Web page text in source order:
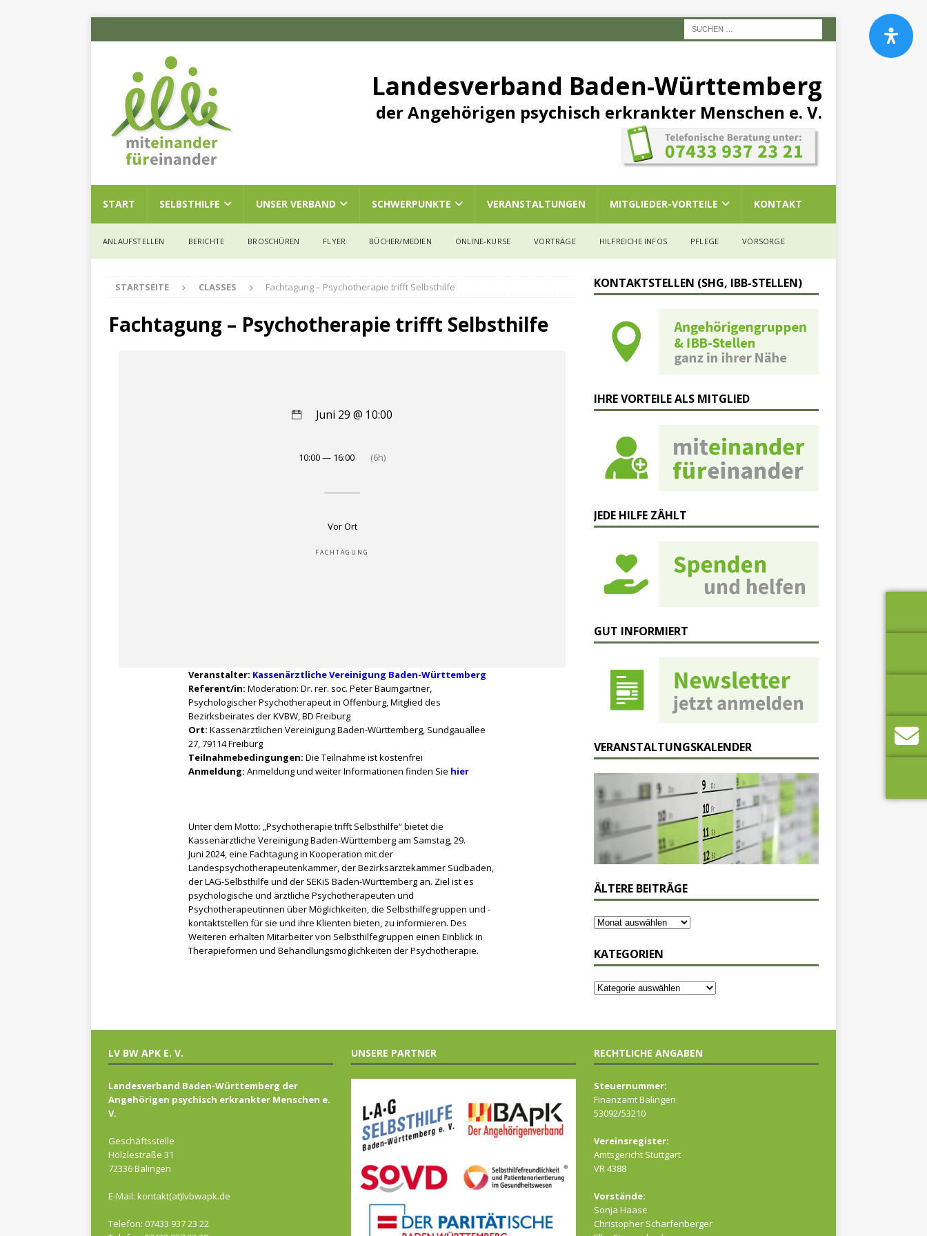
Landesverband Baden-Württemberg
der Angehörigen psychisch erkrankter Menschen e. V.
START SELBSTHILFE UNSER VERBAND SCHWERPUNKTE VERANSTALTUNGEN MITGLIEDER-VORTEILE KONTAKT
ANLAUFSTELLEN BERICHTE BROSCHÜREN FLYER BÜCHER/MEDIEN ONLINE-KURSE VORTRÄGE HILFREICHE INFOS PFLEGE VORSORGE
STARTSEITE CLASSES Fachtagung – Psychotherapie trifft Selbsthilfe
Fachtagung – Psychotherapie trifft Selbsthilfe
Veranstalter: Kassenärztliche Vereinigung Baden-Württemberg
Referent/in: Moderation: Dr. rer. soc. Peter Baumgartner,
Psychologischer Psychotherapeut in Offenburg, Mitglied des
Bezirksbeirates der KVBW, BD Freiburg
Ort: Kassenärztlichen Vereinigung Baden-Württemberg, Sundgauallee
27, 79114 Freiburg
Teilnahmebedingungen: Die Teilnahme ist kostenfrei
Anmeldung: Anmeldung und weiter Informationen finden Sie hier
Unter dem Motto: „Psychotherapie trifft Selbsthilfe“ bietet die
Kassenärztliche Vereinigung Baden-Württemberg am Samstag, 29.
Juni 2024, eine Fachtagung in Kooperation mit der
Landespsychotherapeutenkammer, der Bezirksärztekammer Südbaden,
der LAG-Selbsthilfe und der SEKiS Baden-Württemberg an. Ziel ist es
psychologische und ärztliche Psychotherapeuten und
Psychotherapeutinnen über Möglichkeiten, die Selbsthilfegruppen und -
kontaktstellen für sie und ihre Klienten bieten, zu informieren. Des
Weiteren erhalten Mitarbeiter von Selbsthilfegruppen einen Einblick in
Therapieformen und Behandlungsmöglichkeiten der Psychotherapie.
Juni 29 @ 10:00
10:00 — 16:00 (6h)
Vor Ort
FACHTAGUNG
KONTAKTSTELLEN (SHG, IBB-STELLEN)
IHRE VORTEILE ALS MITGLIED
JEDE HILFE ZÄHLT
GUT INFORMIERT
VERANSTALTUNGSKALENDER
ÄLTERE BEITRÄGE
KATEGORIEN
LV BW APK E. V.
Landesverband Baden-Württemberg der
Angehörigen psychisch erkrankter Menschen e.
V.
Geschäftsstelle
Hölzlestraße 31
72336 Balingen
E-Mail: kontakt(at)lvbwapk.de
Telefon: 07433 937 23 22
UNSERE PARTNER RECHTLICHE ANGABEN
Steuernummer:
Finanzamt Balingen
53092/53210
Vereinsregister:
Amtsgericht Stuttgart
VR 4388
Vorstände:
Sonja Haase
Christopher Scharfenberger